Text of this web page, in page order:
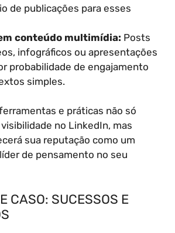
de publicações para esses
conteúdo multimídia: Posts
infográficos ou apresentações
probabilidade de engajamento
simples.
e práticas não só
no LinkedIn, mas
sua reputação como um
de pensamento no seu
CASO: SUCESSOS E